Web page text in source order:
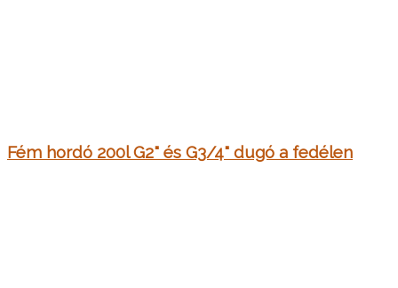
Fém hordó 200l G2" és G3/4" dugó a fedélen